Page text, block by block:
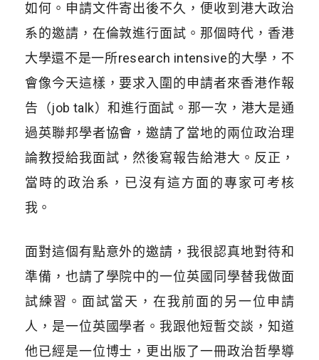
如何。申請文件寄出後不久，便收到港大政治
系的邀請，在倫敦進行面試。那個時代，香港
大學還不是一所research intensive的大學，不
會像今天這樣，要求入圍的申請者來香港作報
告（job talk）和進行面試。那一次，港大是通
過英聯邦學者協會，邀請了當地的兩位政治理
論教授給我面試，然後寫報告給港大。反正，
當時的政治系，已沒有這方面的專家可考核
我。
面對這個有點意外的邀請，我很認真地對待和
準備，也請了學院中的一位英國同學替我做面
試練習。面試當天，在我前面的另一位申請
人，是一位英國學者。我跟他短暫交談，知道
他已經是一位博士，更出版了一冊政治哲學導